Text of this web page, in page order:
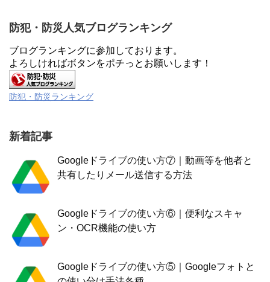
防犯・防災人気ブログランキング
ブログランキングに参加しております。
よろしければボタンをポチっとお願いします！
防犯・防災ランキング
新着記事
Googleドライブの使い方⑦｜動画等を他者と
共有したりメール送信する方法
Googleドライブの使い方⑥｜便利なスキャ
ン・OCR機能の使い方
Googleドライブの使い方⑤｜Googleフォトと